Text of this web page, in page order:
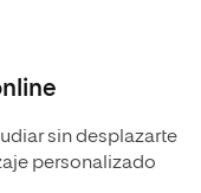
sin desplazarte
personalizado